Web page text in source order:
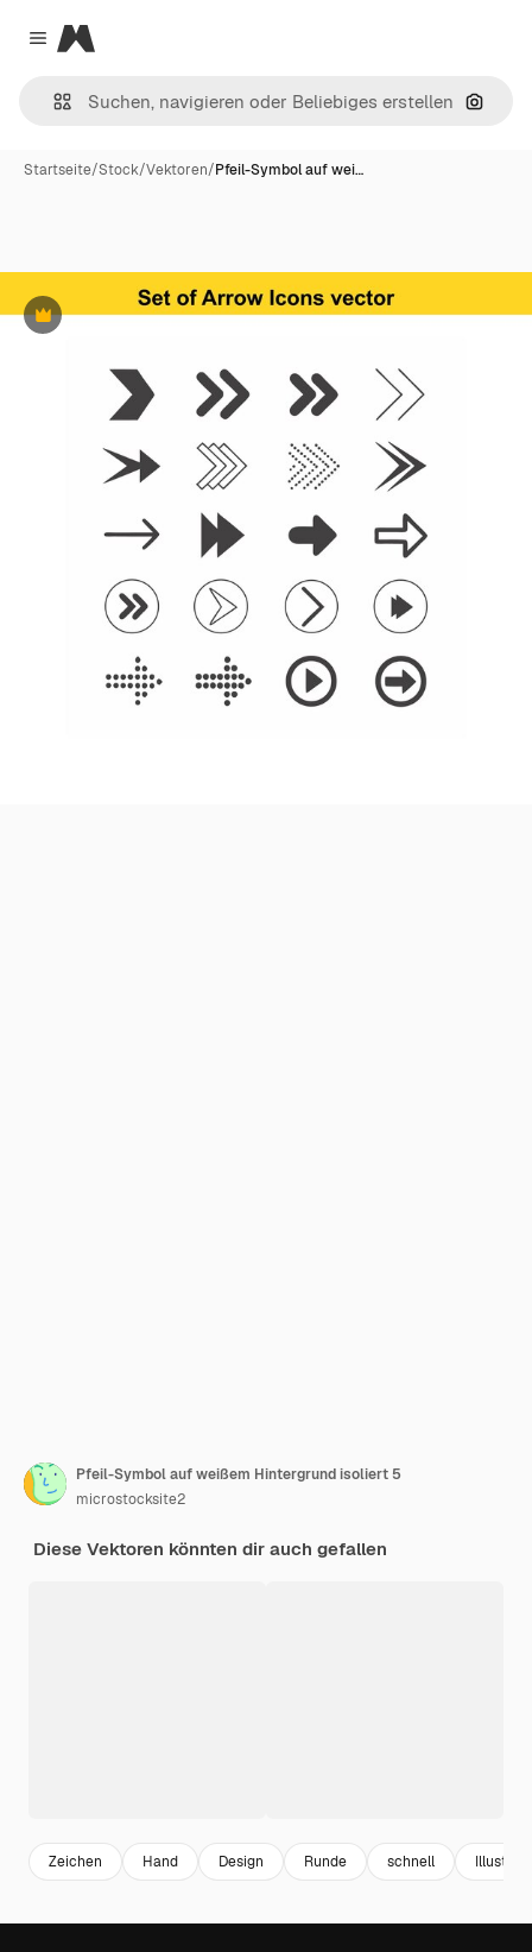
Close menu
Magnific
Nach
Startseite/Stock/Vektoren/Pfeil-Symbol auf wei…
Premium
Pfeil-Symbol auf weißem Hintergrund isoliert 5
microstocksite2
Diese Vektoren könnten dir auch gefallen
Zeichen Hand Design Runde schnell